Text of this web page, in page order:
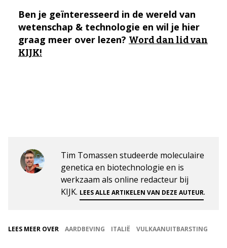
Ben je geïnteresseerd in de wereld van
wetenschap & technologie en wil je hier
graag meer over lezen? Word dan lid van
KIJK!
Tim Tomassen studeerde moleculaire
genetica en biotechnologie en is
werkzaam als online redacteur bij
KIJK. LEES ALLE ARTIKELEN VAN DEZE AUTEUR.
LEES MEER OVER AARDBEVING ITALIË VULKAANUITBARSTING